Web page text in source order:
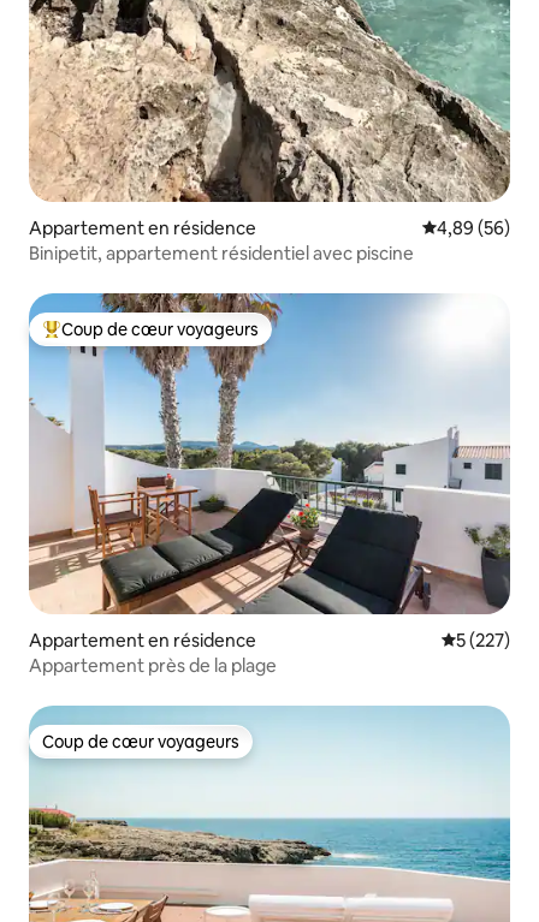
Appartement en résidence Évaluation
4,89 (56)
Binipetit, appartement résidentiel avec piscine
Coups de cœur voyageurs les plus appréciés
Coup de cœur voyageurs
Appartement en résidence Évaluation
5 (227)
Appartement près de la plage
Coup de cœur voyageurs
Coup de cœur voyageurs